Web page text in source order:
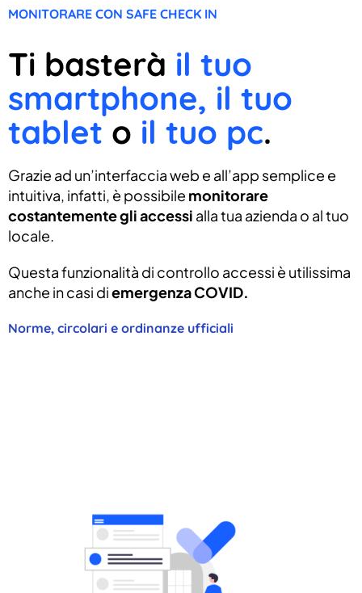
MONITORARE CON SAFE CHECK IN
Ti basterà il tuo
smartphone, il tuo
tablet o il tuo pc.
Grazie ad un’interfaccia web e all’app semplice e
intuitiva, infatti, è possibile monitorare
costantemente gli accessi alla tua azienda o al tuo
locale.
Questa funzionalità di controllo accessi è utilissima
anche in casi diemergenza COVID.
Norme, circolari e ordinanze ufficiali